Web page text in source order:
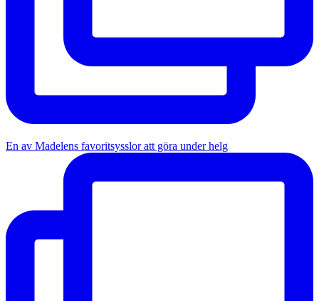
En av Madelens favoritsysslor att göra under helg